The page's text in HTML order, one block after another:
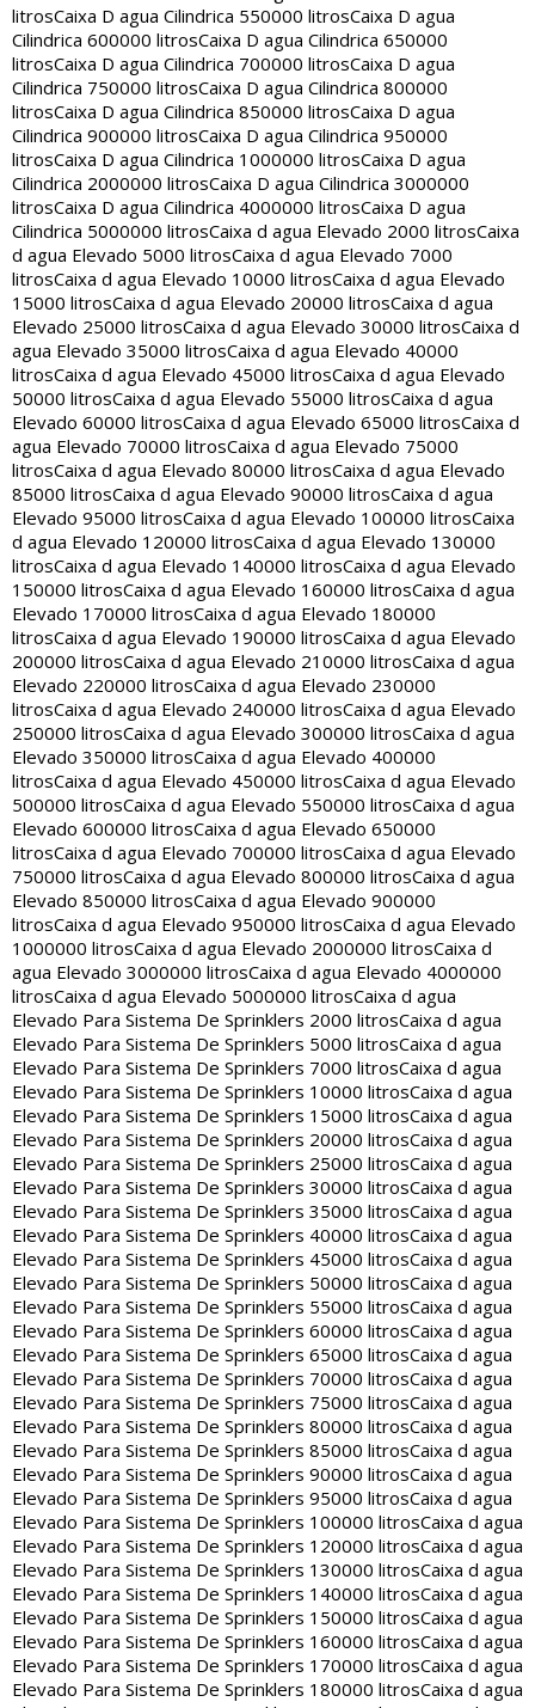
litrosCaixa D agua Cilindrica 550000 litrosCaixa D agua
Cilindrica 600000 litrosCaixa D agua Cilindrica 650000
litrosCaixa D agua Cilindrica 700000 litrosCaixa D agua
Cilindrica 750000 litrosCaixa D agua Cilindrica 800000
litrosCaixa D agua Cilindrica 850000 litrosCaixa D agua
Cilindrica 900000 litrosCaixa D agua Cilindrica 950000
litrosCaixa D agua Cilindrica 1000000 litrosCaixa D agua
Cilindrica 2000000 litrosCaixa D agua Cilindrica 3000000
litrosCaixa D agua Cilindrica 4000000 litrosCaixa D agua
Cilindrica 5000000 litrosCaixa d agua Elevado 2000 litrosCaixa
d agua Elevado 5000 litrosCaixa d agua Elevado 7000
litrosCaixa d agua Elevado 10000 litrosCaixa d agua Elevado
15000 litrosCaixa d agua Elevado 20000 litrosCaixa d agua
Elevado 25000 litrosCaixa d agua Elevado 30000 litrosCaixa d
agua Elevado 35000 litrosCaixa d agua Elevado 40000
litrosCaixa d agua Elevado 45000 litrosCaixa d agua Elevado
50000 litrosCaixa d agua Elevado 55000 litrosCaixa d agua
Elevado 60000 litrosCaixa d agua Elevado 65000 litrosCaixa d
agua Elevado 70000 litrosCaixa d agua Elevado 75000
litrosCaixa d agua Elevado 80000 litrosCaixa d agua Elevado
85000 litrosCaixa d agua Elevado 90000 litrosCaixa d agua
Elevado 95000 litrosCaixa d agua Elevado 100000 litrosCaixa
d agua Elevado 120000 litrosCaixa d agua Elevado 130000
litrosCaixa d agua Elevado 140000 litrosCaixa d agua Elevado
150000 litrosCaixa d agua Elevado 160000 litrosCaixa d agua
Elevado 170000 litrosCaixa d agua Elevado 180000
litrosCaixa d agua Elevado 190000 litrosCaixa d agua Elevado
200000 litrosCaixa d agua Elevado 210000 litrosCaixa d agua
Elevado 220000 litrosCaixa d agua Elevado 230000
litrosCaixa d agua Elevado 240000 litrosCaixa d agua Elevado
250000 litrosCaixa d agua Elevado 300000 litrosCaixa d agua
Elevado 350000 litrosCaixa d agua Elevado 400000
litrosCaixa d agua Elevado 450000 litrosCaixa d agua Elevado
500000 litrosCaixa d agua Elevado 550000 litrosCaixa d agua
Elevado 600000 litrosCaixa d agua Elevado 650000
litrosCaixa d agua Elevado 700000 litrosCaixa d agua Elevado
750000 litrosCaixa d agua Elevado 800000 litrosCaixa d agua
Elevado 850000 litrosCaixa d agua Elevado 900000
litrosCaixa d agua Elevado 950000 litrosCaixa d agua Elevado
1000000 litrosCaixa d agua Elevado 2000000 litrosCaixa d
agua Elevado 3000000 litrosCaixa d agua Elevado 4000000
litrosCaixa d agua Elevado 5000000 litrosCaixa d agua
Elevado Para Sistema De Sprinklers 2000 litrosCaixa d agua
Elevado Para Sistema De Sprinklers 5000 litrosCaixa d agua
Elevado Para Sistema De Sprinklers 7000 litrosCaixa d agua
Elevado Para Sistema De Sprinklers 10000 litrosCaixa d agua
Elevado Para Sistema De Sprinklers 15000 litrosCaixa d agua
Elevado Para Sistema De Sprinklers 20000 litrosCaixa d agua
Elevado Para Sistema De Sprinklers 25000 litrosCaixa d agua
Elevado Para Sistema De Sprinklers 30000 litrosCaixa d agua
Elevado Para Sistema De Sprinklers 35000 litrosCaixa d agua
Elevado Para Sistema De Sprinklers 40000 litrosCaixa d agua
Elevado Para Sistema De Sprinklers 45000 litrosCaixa d agua
Elevado Para Sistema De Sprinklers 50000 litrosCaixa d agua
Elevado Para Sistema De Sprinklers 55000 litrosCaixa d agua
Elevado Para Sistema De Sprinklers 60000 litrosCaixa d agua
Elevado Para Sistema De Sprinklers 65000 litrosCaixa d agua
Elevado Para Sistema De Sprinklers 70000 litrosCaixa d agua
Elevado Para Sistema De Sprinklers 75000 litrosCaixa d agua
Elevado Para Sistema De Sprinklers 80000 litrosCaixa d agua
Elevado Para Sistema De Sprinklers 85000 litrosCaixa d agua
Elevado Para Sistema De Sprinklers 90000 litrosCaixa d agua
Elevado Para Sistema De Sprinklers 95000 litrosCaixa d agua
Elevado Para Sistema De Sprinklers 100000 litrosCaixa d agua
Elevado Para Sistema De Sprinklers 120000 litrosCaixa d agua
Elevado Para Sistema De Sprinklers 130000 litrosCaixa d agua
Elevado Para Sistema De Sprinklers 140000 litrosCaixa d agua
Elevado Para Sistema De Sprinklers 150000 litrosCaixa d agua
Elevado Para Sistema De Sprinklers 160000 litrosCaixa d agua
Elevado Para Sistema De Sprinklers 170000 litrosCaixa d agua
Elevado Para Sistema De Sprinklers 180000 litrosCaixa d agua